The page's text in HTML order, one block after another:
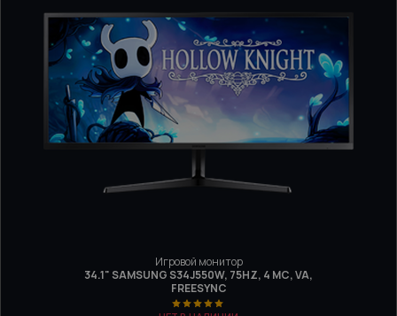
Игровой монитор
34.1" SAMSUNG S34J550W, 75HZ, 4 МС, VA,
FREESYNC